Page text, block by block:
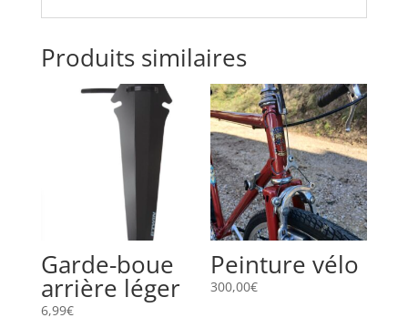
Produits similaires
Garde-boue
arrière léger
6,99€
Peinture vélo
300,00€